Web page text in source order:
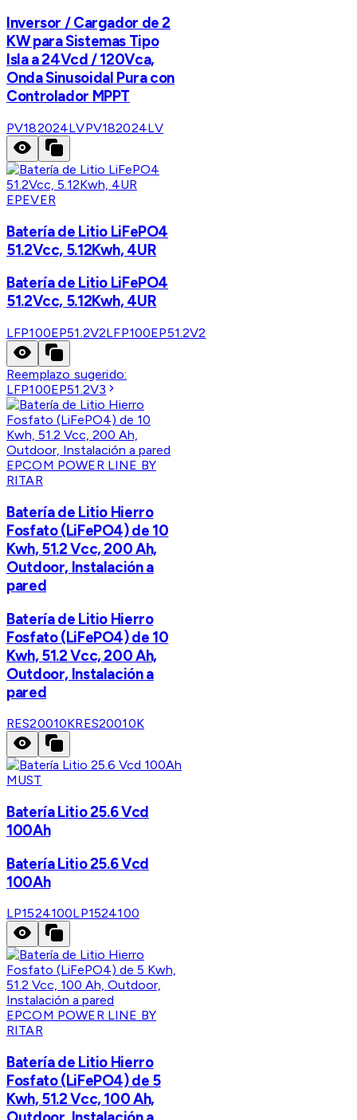
Inversor / Cargador de 2
KW para Sistemas Tipo
Isla a 24Vcd / 120Vca,
Onda Sinusoidal Pura con
Controlador MPPT
PV182024LVPV182024LV
EPEVER
Batería de Litio LiFePO4
51.2Vcc, 5.12Kwh, 4UR
Batería de Litio LiFePO4
51.2Vcc, 5.12Kwh, 4UR
LFP100EP51.2V2LFP100EP51.2V2
Reemplazo sugerido:
LFP100EP51.2V3
EPCOM POWER LINE BY
RITAR
Batería de Litio Hierro
Fosfato (LiFePO4) de 10
Kwh, 51.2 Vcc, 200 Ah,
Outdoor, Instalación a
pared
Batería de Litio Hierro
Fosfato (LiFePO4) de 10
Kwh, 51.2 Vcc, 200 Ah,
Outdoor, Instalación a
pared
RES20010KRES20010K
MUST
Batería Litio 25.6 Vcd
100Ah
Batería Litio 25.6 Vcd
100Ah
LP1524100LP1524100
EPCOM POWER LINE BY
RITAR
Batería de Litio Hierro
Fosfato (LiFePO4) de 5
Kwh, 51.2 Vcc, 100 Ah,